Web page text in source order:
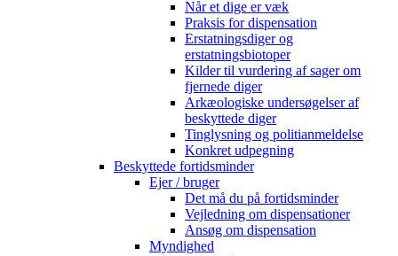
Når et dige er væk
Praksis for dispensation
Erstatningsdiger og
erstatningsbiotoper
Kilder til vurdering af sager om
fjernede diger
Arkæologiske undersøgelser af
beskyttede diger
Tinglysning og politianmeldelse
Konkret udpegning
Beskyttede fortidsminder
Ejer / bruger
Det må du på fortidsminder
Vejledning om dispensationer
Ansøg om dispensation
Myndighed